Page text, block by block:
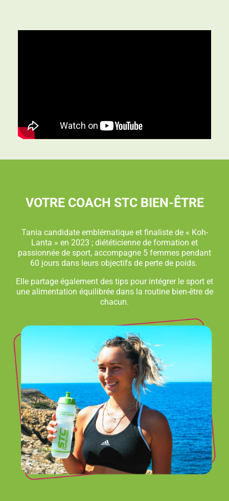
VOTRE COACH STC BIEN-ÊTRE
Tania candidate emblématique et finaliste de « Koh-
Lanta » en 2023 ; diététicienne de formation et
passionnée de sport, accompagne 5 femmes pendant
60 jours dans leurs objectifs de perte de poids.
Elle partage également des tips pour intégrer le sport et
une alimentation équilibrée dans la routine bien-être de
chacun.